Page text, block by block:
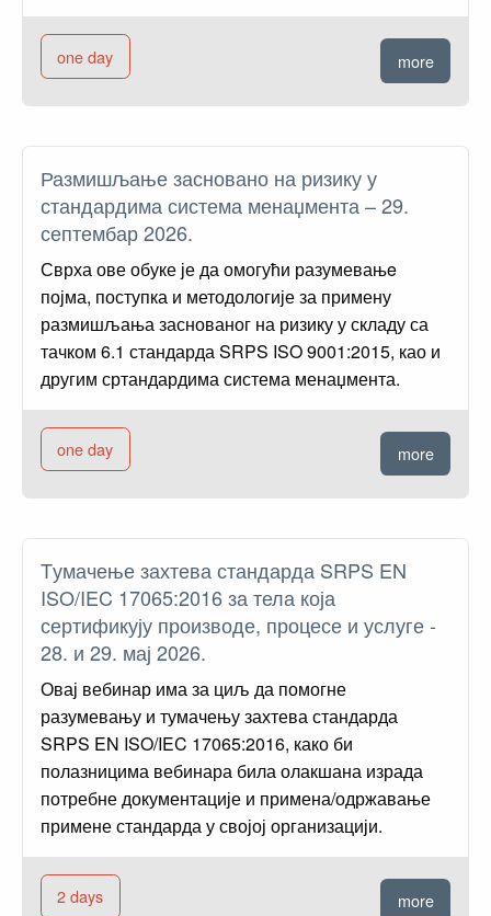
one day more
Размишљање засновано на ризику у
стандардима система менаџмента – 29.
септембар 2026.
Сврха ове обуке је да омогући разумевањe
појма, поступка и методологије за примену
размишљања заснованог на ризику у складу са
тачком 6.1 стандарда SRPS ISO 9001:2015, као и
другим сртандардима система менаџмента.
one day more
Tумачење захтева стандарда SRPS EN
ISO/IEC 17065:2016 за тела која
сертификују производе, процесе и услуге -
28. и 29. мај 2026.
Овај вебинар има за циљ да помогне
разумевању и тумачењу захтева стандарда
SRPS EN ISO/IEC 17065:2016, како би
полазницима вебинара била олакшана израда
потребне документације и примена/одржавање
примене стандарда у својој организацији.
2 days more